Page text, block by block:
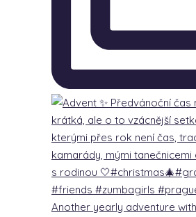
Another yearly adventure